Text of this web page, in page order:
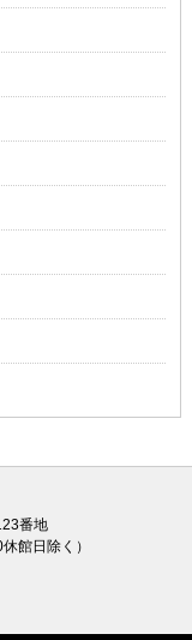
番地
館日除く）